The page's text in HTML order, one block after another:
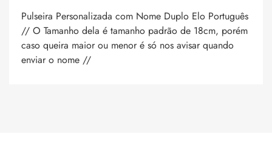
Pulseira Personalizada com Nome Duplo Elo Português
// O Tamanho dela é tamanho padrão de 18cm, porém
caso queira maior ou menor é só nos avisar quando
enviar o nome //